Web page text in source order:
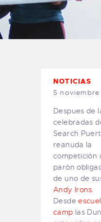
TIENDA
WEBCAM
PEDIDOS
NOTICIAS
5 noviembre
Despues de
celebradas
Search
reanuda la
competición
parón
de uno de
Andy Irons
Desde
camp las